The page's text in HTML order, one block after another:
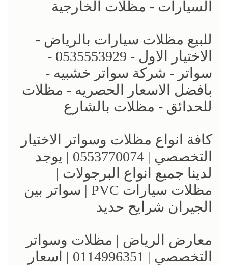
السيارات - مظلات الخارجية
للبيع مظلات سيارات بالرياض -
الاختيار الاول - 0535553929 -
سواتر - شركة سواتر خشبيه -
بافضل الاسعار الحصريه - مظلات
للحدائق - مظلات بالشارع
كافة انواع مظلات وسواتر الاختيار
التخصصي | 0553770074 | يوجد
لدينا جميع انواع البرجولات |
مظلات سيارات PVC | سواتر بين
الجيران شرايح حديد
معارض الرياض | مظلات وسواتر
التخصصي | 0114996351 | اسعار